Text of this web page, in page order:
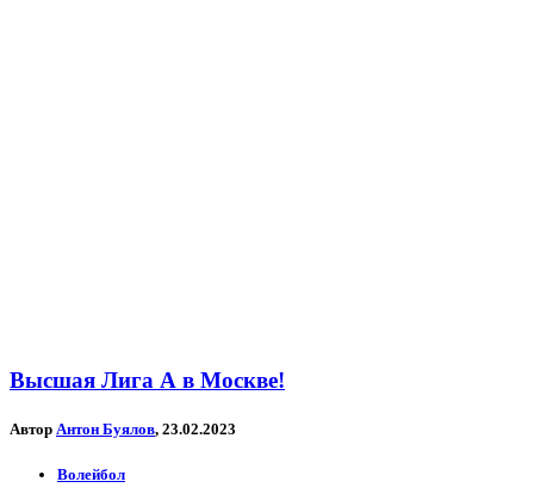
Высшая Лига А в Москве!
Автор Антон Буялов, 23.02.2023
Волейбол